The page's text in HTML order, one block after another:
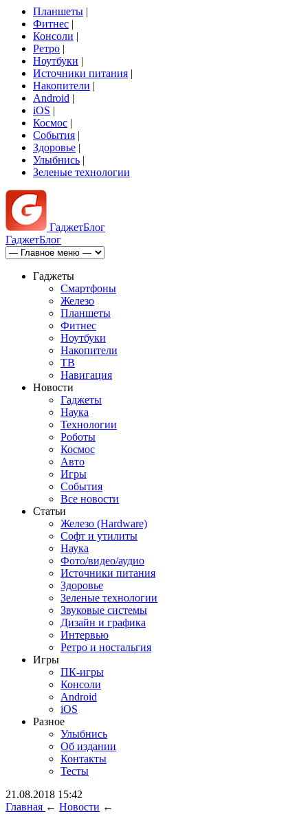
Планшеты |
Фитнес |
Консоли |
Ретро |
Ноутбуки |
Источники питания |
Накопители |
Android |
iOS |
Космос |
События |
Здоровье |
Улыбнись |
Зеленые технологии
ГаджетБлог
ГаджетБлог
Гаджеты
Смартфоны
Железо
Планшеты
Фитнес
Ноутбуки
Накопители
ТВ
Навигация
Новости
Гаджеты
Наука
Технологии
Роботы
Космос
Авто
Игры
События
Все новости
Статьи
Железо (Hardware)
Софт и утилиты
Наука
Фото/видео/аудио
Источники питания
Здоровье
Зеленые технологии
Звуковые системы
Дизайн и графика
Интервью
Ретро и ностальгия
Игры
ПК-игры
Консоли
Android
iOS
Разное
Улыбнись
Об издании
Контакты
Тесты
21.08.2018 15:42
Главная ← Новости ←